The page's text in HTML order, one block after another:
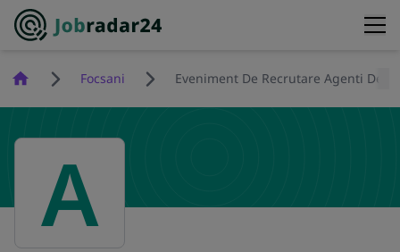
HomepageFocsani Eveniment De Recrutare Agenti De
A